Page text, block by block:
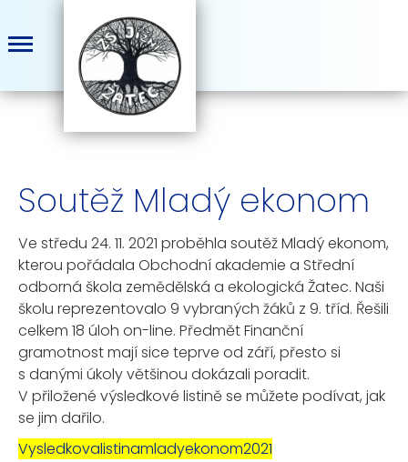
Soutěž Mladý ekonom
Ve středu 24. 11. 2021 proběhla soutěž Mladý ekonom,
kterou pořádala Obchodní akademie a Střední
odborná škola zemědělská a ekologická Žatec. Naši
školu reprezentovalo 9 vybraných žáků z 9. tříd. Řešili
celkem 18 úloh on-line. Předmět Finanční
gramotnost mají sice teprve od září, přesto si
s danými úkoly většinou dokázali poradit.
V přiložené výsledkové listině se můžete podívat, jak
se jim dařilo.
Vysledkovalistinamladyekonom2021